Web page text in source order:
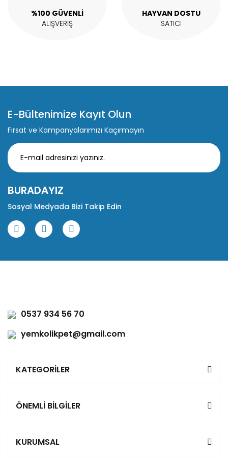
%100 GÜVENLİ
ALIŞVERİŞ
HAYVAN DOSTU
SATICI
E-Bültenimize Kayıt Olun
Fırsat ve Kampanyalarımızı Kaçırmayın
BURADAYIZ
Sosyal Medyada Bizi Takip Edin
0537 934 56 70
yemkolikpet@gmail.com
KATEGORİLER
ÖNEMLİ BİLGİLER
KURUMSAL